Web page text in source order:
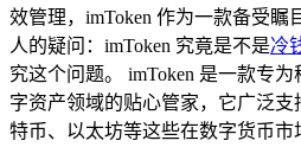
效管理，imToken 作为一款备受瞩
人的疑问：imToken 究竟是不是冷
究这个问题。 imToken 是一款专
字资产领域的贴心管家，它广泛
特币、以太坊等这些在数字货币市